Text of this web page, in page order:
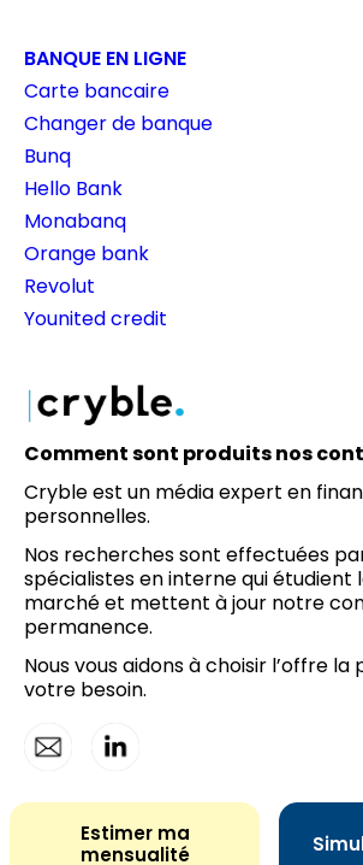
Estimer ma
mensualité
BANQUE EN LIGNE
Carte bancaire
Changer de banque
Bunq
Hello Bank
Monabanq
Orange bank
Revolut
Younited credit
Comment sont produits nos
Cryble est un média expert en
personnelles.
Nos recherches sont effectuées
spécialistes en interne qui étudient
marché et mettent à jour notre
permanence.
Nous vous aidons à choisir l’offre
votre besoin.
©cryble | Tous droits réservés |